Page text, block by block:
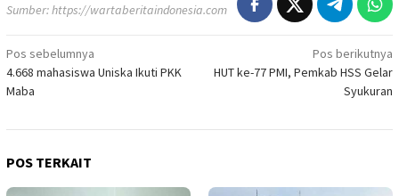
Sumber:https://wartaberitaindonesia.com
Navigasi
pos
Pos sebelumnya
4.668 mahasiswa Uniska Ikuti PKK
Maba
Pos berikutnya
HUT ke-77 PMI, Pemkab HSS Gelar
Syukuran
POS TERKAIT